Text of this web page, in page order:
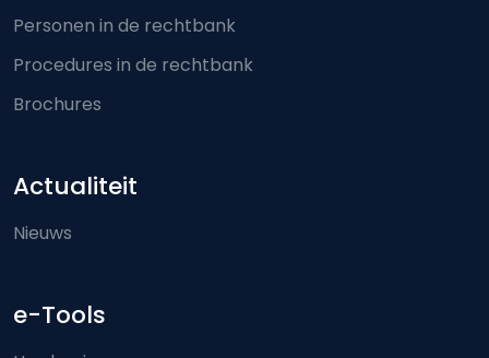
Personen in de rechtbank
Procedures in de rechtbank
Brochures
Actualiteit
Nieuws
e-Tools